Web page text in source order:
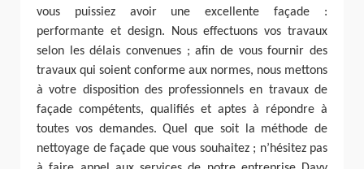
vous puissiez avoir une excellente façade :
performante et design. Nous effectuons vos travaux
selon les délais convenues ; afin de vous fournir des
travaux qui soient conforme aux normes, nous mettons
à votre disposition des professionnels en travaux de
façade compétents, qualifiés et aptes à répondre à
toutes vos demandes. Quel que soit la méthode de
nettoyage de façade que vous souhaitez ; n’hésitez pas